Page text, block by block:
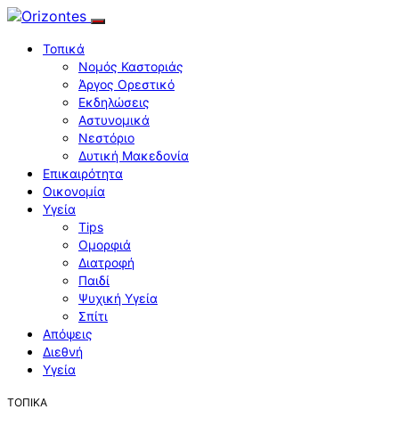
Τοπικά
Νομός Καστοριάς
Άργος Ορεστικό
Εκδηλώσεις
Αστυνομικά
Νεστόριο
Δυτική Μακεδονία
Επικαιρότητα
Οικονομία
Υγεία
Tips
Ομορφιά
Διατροφή
Παιδί
Ψυχική Υγεία
Σπίτι
Απόψεις
Διεθνή
Υγεία
ΤΟΠΙΚΑ